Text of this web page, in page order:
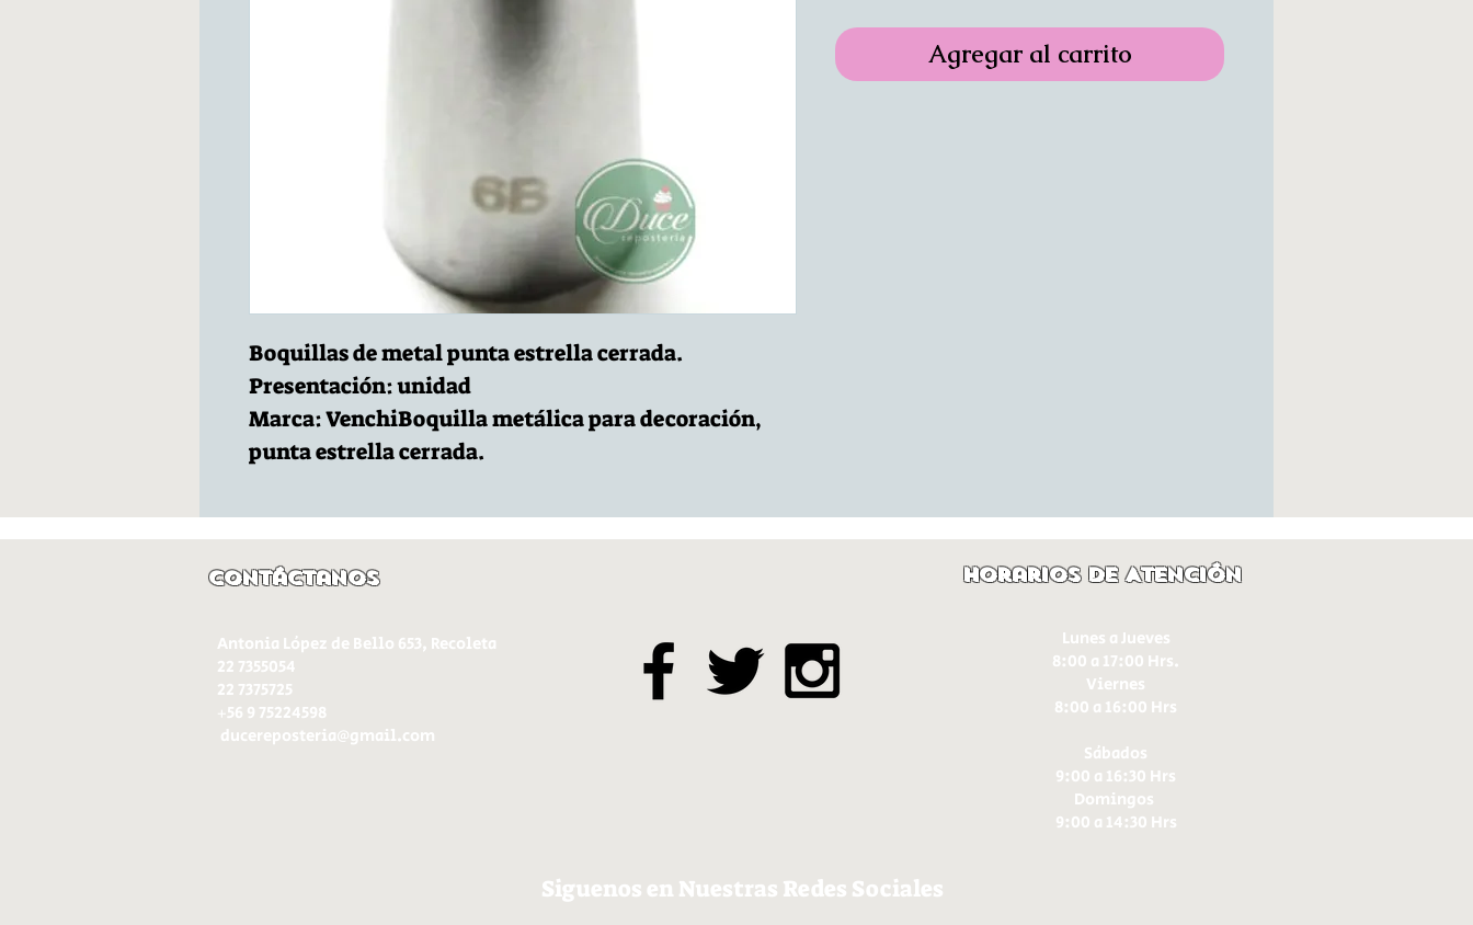
Boquillas de metal punta estrella cerrada.
Presentación: unidad
Marca: VenchiBoquilla metálica para decoración,
punta estrella cerrada.
Agregar al carrito
Contáctanos
Antonia López de Bello 653, Recoleta
22 7355054
22 7375725
+56 9 75224598
ducereposteria@gmail.com
Horarios de Atención
Lunes a Jueves
8:00 a 17:00 Hrs.
Viernes
8:00 a 16:00 Hrs​
Sábados
9:00 a 16:30 Hrs
Domingos
9:00 a 14:30 Hrs
Siguenos en Nuestras Redes Sociales